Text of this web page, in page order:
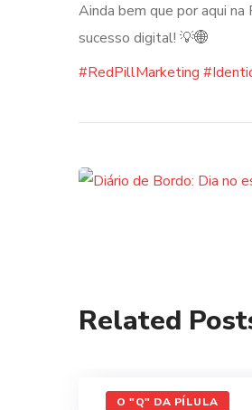
Ainda bem que por aqui
sucesso digital! 💡🌐
#RedPillMarketing
Related
O "Q" DA PÍLULA